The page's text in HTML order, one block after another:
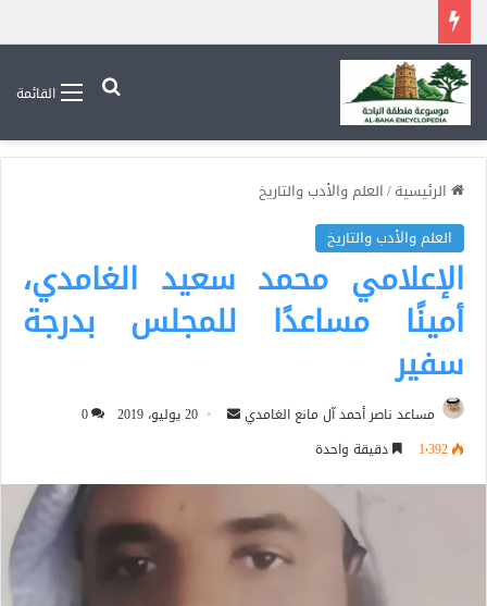
القائمةبحث عن
الرئيسية/العلم والأدب والتاريخ
العلم والأدب والتاريخ
الإعلامي محمد سعيد الغامدي،
أمينًا مساعدًا للمجلس بدرجة
سفير
مساعد ناصر أحمد آل مانع الغامدي
أرسل 20 يوليو، 2019
0
1٬392
دقيقة واحدة